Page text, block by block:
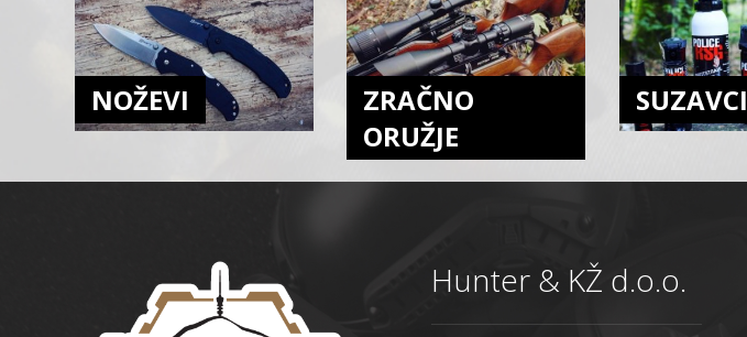
NOŽEVI
ZRAČNO
ORUŽJE
SUZAVCI
Hunter & KŽ d.o.o.